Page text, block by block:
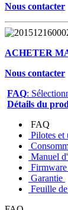
Nous contacter
ACHETER
Nous contacter
FAQ:
Détails du
FAQ
Pilotes et
Manuel
Firmware
Garantie
Feuille